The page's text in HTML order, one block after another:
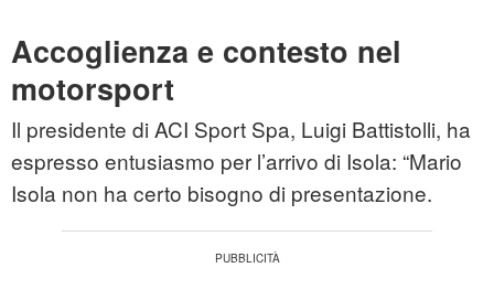
Accoglienza e contesto nel
motorsport
Il presidente di ACI Sport Spa, Luigi Battistolli, ha
espresso entusiasmo per l’arrivo di Isola: “Mario
Isola non ha certo bisogno di presentazione.